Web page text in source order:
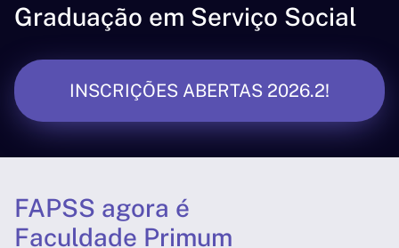
Graduação em Serviço Social
INSCRIÇÕES ABERTAS 2026.2!
FAPSS agora é
Faculdade Primum